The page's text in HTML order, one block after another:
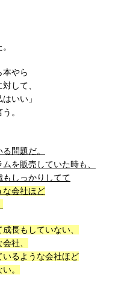
本やら
して、
いい」
。
問題だ。
を販売していた時も、
しっかりしてて
な会社ほど
長もしていない、
社、
るような会社ほど
。